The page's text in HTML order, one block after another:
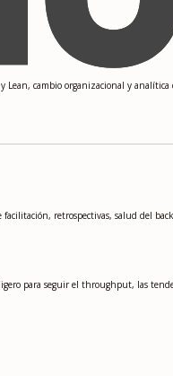
Lean, cambio organizacional y
retrospectivas, salud del
para seguir el throughput, las